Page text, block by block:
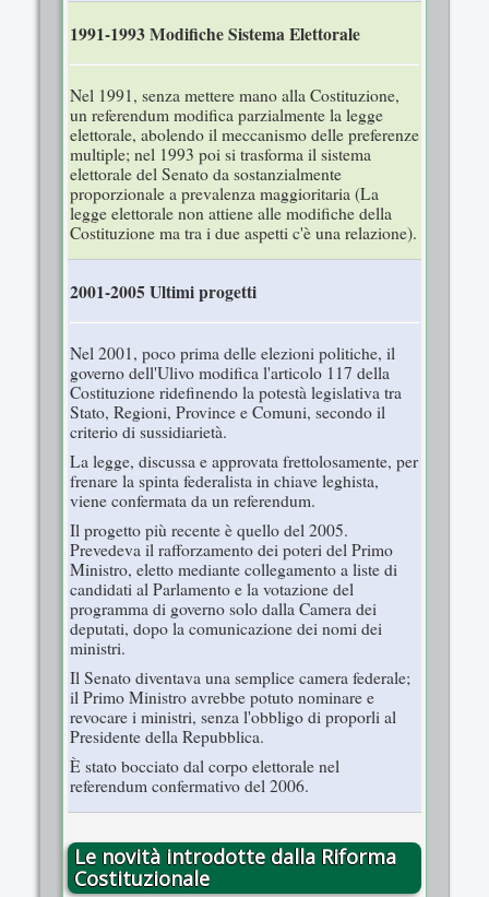
1991-1993 Modifiche Sistema Elettorale
Nel 1991, senza mettere mano alla Costituzione,
un referendum modifica parzialmente la legge
elettorale, abolendo il meccanismo delle preferenze
multiple; nel 1993 poi si trasforma il sistema
elettorale del Senato da sostanzialmente
proporzionale a prevalenza maggioritaria (La
legge elettorale non attiene alle modifiche della
Costituzione ma tra i due aspetti c'è una relazione).
2001-2005 Ultimi progetti
Nel 2001, poco prima delle elezioni politiche, il
governo dell'Ulivo modifica l'articolo 117 della
Costituzione ridefinendo la potestà legislativa tra
Stato, Regioni, Province e Comuni, secondo il
criterio di sussidiarietà.
La legge, discussa e approvata frettolosamente, per
frenare la spinta federalista in chiave leghista,
viene confermata da un referendum.
Il progetto più recente è quello del 2005.
Prevedeva il rafforzamento dei poteri del Primo
Ministro, eletto mediante collegamento a liste di
candidati al Parlamento e la votazione del
programma di governo solo dalla Camera dei
deputati, dopo la comunicazione dei nomi dei
ministri.
Il Senato diventava una semplice camera federale;
il Primo Ministro avrebbe potuto nominare e
revocare i ministri, senza l'obbligo di proporli al
Presidente della Repubblica.
È stato bocciato dal corpo elettorale nel
referendum confermativo del 2006.
Le novità introdotte dalla Riforma
Costituzionale